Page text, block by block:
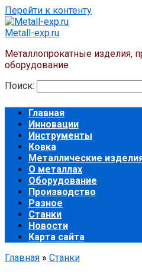
Перейти к контенту
Metall-exp.ru
Металлопрокатные изделия,
оборудование
Поиск:
Главная
Инновации
Инструменты
Ковка
Металлические
О металлах
Оборудование
Производство
Разное
Станки
Новости
Карта сайта
Главная » Станки